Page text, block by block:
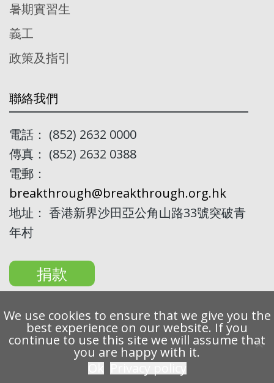
暑期實習生
義工
政策及指引
聯絡我們
電話： (852) 2632 0000
傳真： (852) 2632 0388
電郵：
breakthrough@breakthrough.org.hk
地址： 香港新界沙田亞公角山路33號突破青
年村
捐款
Copyright 2022 Breakthrough Ltd. All rights reserved.
私隱條例
免責聲明
We use cookies to ensure that we give you the
best experience on our website. If you
continue to use this site we will assume that
you are happy with it.